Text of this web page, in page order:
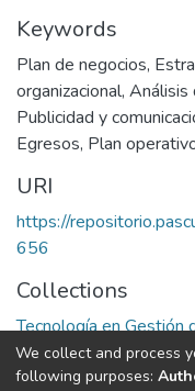
Keywords
Plan de negocios,
organizacional, Análisis
Publicidad y
Egresos, Plan
URI
https://
656
Collections
Tecnología en Gestión
Full item page
We collect and process
following purposes: